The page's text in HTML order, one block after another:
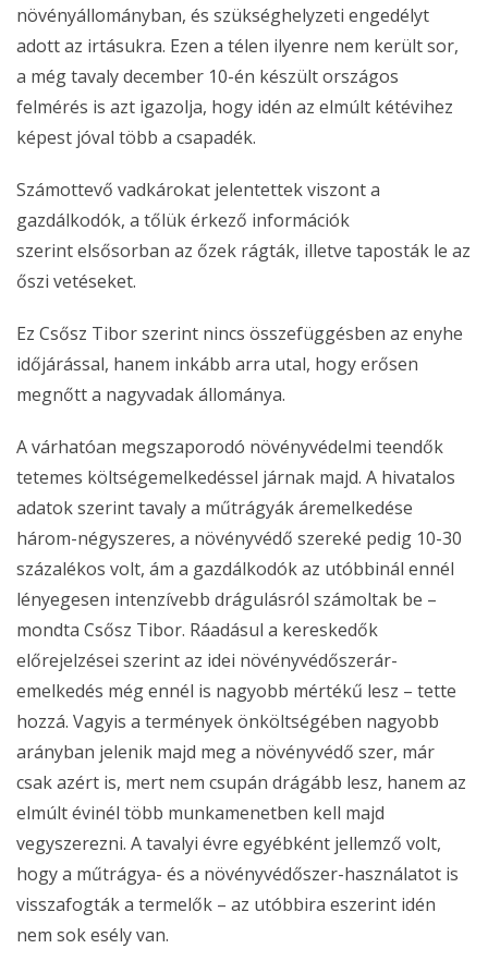
növényállományban, és szükséghelyzeti engedélyt
adott az irtásukra. Ezen a télen ilyenre nem került sor,
a még tavaly december 10-én készült országos
felmérés is azt igazolja, hogy idén az elmúlt kétévihez
képest jóval több a csapadék.
Számottevő vadkárokat jelentettek viszont a
gazdálkodók, a tőlük érkező információk
szerint elsősorban az őzek rágták, illetve taposták le az
őszi vetéseket.
Ez Csősz Tibor szerint nincs összefüggésben az enyhe
időjárással, hanem inkább arra utal, hogy erősen
megnőtt a nagyvadak állománya.
A várhatóan megszaporodó növényvédelmi teendők
tetemes költségemelkedéssel járnak majd. A hivatalos
adatok szerint tavaly a műtrágyák áremelkedése
három-négyszeres, a növényvédő szereké pedig 10-30
százalékos volt, ám a gazdálkodók az utóbbinál ennél
lényegesen intenzívebb drágulásról számoltak be –
mondta Csősz Tibor. Ráadásul a kereskedők
előrejelzései szerint az idei növényvédőszerár-
emelkedés még ennél is nagyobb mértékű lesz – tette
hozzá. Vagyis a termények önköltségében nagyobb
arányban jelenik majd meg a növényvédő szer, már
csak azért is, mert nem csupán drágább lesz, hanem az
elmúlt évinél több munkamenetben kell majd
vegyszerezni. A tavalyi évre egyébként jellemző volt,
hogy a műtrágya- és a növényvédőszer-használatot is
visszafogták a termelők – az utóbbira eszerint idén
nem sok esély van.